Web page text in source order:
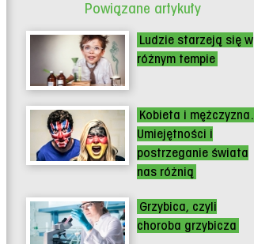
Powiązane artykuły
Ludzie starzeją się w
różnym tempie
Kobieta i mężczyzna.
Umiejętności i
postrzeganie świata
nas różnią
Grzybica, czyli
choroba grzybicza